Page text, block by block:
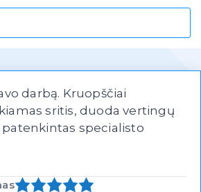
darbą. Kruopščiai
sritis, duoda vertingų
patenkintas specialisto